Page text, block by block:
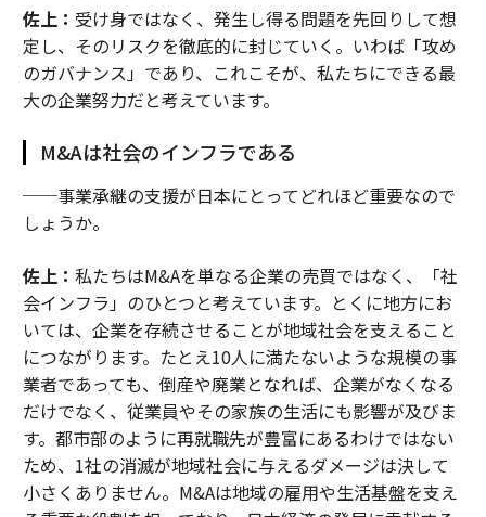
佐上： 受け身ではなく、発生し得る問題を先回りして想
定し、そのリスクを徹底的に封じていく。いわば「攻め
のガバナンス」であり、これこそが、私たちにできる最
大の企業努力だと考えています。
M&Aは社会のインフラである
──事業承継の支援が日本にとってどれほど重要なので
しょうか。
佐上： 私たちはM&Aを単なる企業の売買ではなく、「社
会インフラ」のひとつと考えています。とくに地方にお
いては、企業を存続させることが地域社会を支えること
につながります。たとえ10人に満たないような規模の事
業者であっても、倒産や廃業となれば、企業がなくなる
だけでなく、従業員やその家族の生活にも影響が及びま
す。都市部のように再就職先が豊富にあるわけではない
ため、1社の消滅が地域社会に与えるダメージは決して
小さくありません。M&Aは地域の雇用や生活基盤を支え